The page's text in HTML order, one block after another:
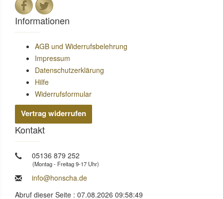
Informationen
AGB und Widerrufsbelehrung
Impressum
Datenschutzerklärung
Hilfe
Widerrufsformular
Vertrag widerrufen
Kontakt
05136 879 252
(Montag - Freitag 9-17 Uhr)
info@honscha.de
Abruf dieser Seite : 07.08.2026 09:58:49